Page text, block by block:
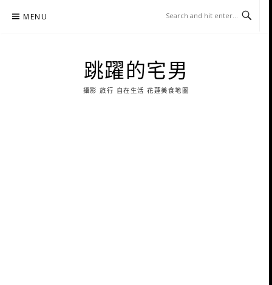
MENU
跳躍的宅男
攝影 旅行 自在生活 花蓮美食地圖